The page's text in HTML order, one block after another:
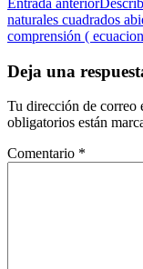
Entrada anterior
naturales cuadrados
comprensión (
Deja una
Tu dirección de correo
obligatorios están
Comentario *